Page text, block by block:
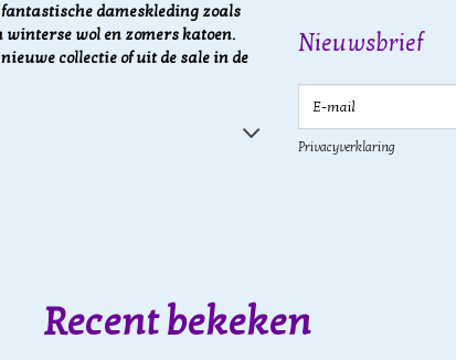
dameskleding zoals
wol en zomers katoen.
collectie of uit de sale in de
Nieuwsbrief
E-mail
Privacyverklaring
Recent bekeken